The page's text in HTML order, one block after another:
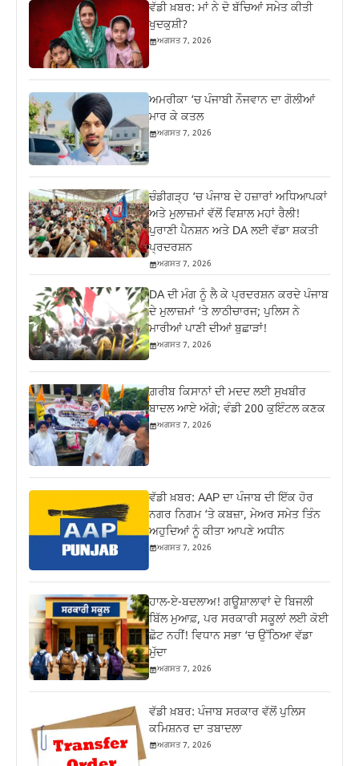
ਵੱਡੀ ਖ਼ਬਰ: ਮਾਂ ਨੇ ਦੋ ਬੱਚਿਆਂ ਸਮੇਤ ਕੀਤੀ
ਖੁਦਕੁਸ਼ੀ?
ਅਗਸਤ 7, 2026
ਅਮਰੀਕਾ ‘ਚ ਪੰਜਾਬੀ ਨੌਜਵਾਨ ਦਾ ਗੋਲੀਆਂ
ਮਾਰ ਕੇ ਕਤਲ
ਅਗਸਤ 7, 2026
ਚੰਡੀਗੜ੍ਹ ‘ਚ ਪੰਜਾਬ ਦੇ ਹਜ਼ਾਰਾਂ ਅਧਿਆਪਕਾਂ
ਅਤੇ ਮੁਲਾਜ਼ਮਾਂ ਵੱਲੋਂ ਵਿਸ਼ਾਲ ਮਹਾਂ ਰੈਲੀ!
ਪੁਰਾਣੀ ਪੈਨਸ਼ਨ ਅਤੇ DA ਲਈ ਵੱਡਾ ਸ਼ਕਤੀ
ਪ੍ਰਦਰਸ਼ਨ
ਅਗਸਤ 7, 2026
DA ਦੀ ਮੰਗ ਨੂੰ ਲੈ ਕੇ ਪ੍ਰਦਰਸ਼ਨ ਕਰਦੇ ਪੰਜਾਬ
ਦੇ ਮੁਲਾਜ਼ਮਾਂ ‘ਤੇ ਲਾਠੀਚਾਰਜ; ਪੁਲਿਸ ਨੇ
ਮਾਰੀਆਂ ਪਾਣੀ ਦੀਆਂ ਬੁਛਾੜਾਂ!
ਅਗਸਤ 7, 2026
ਗ਼ਰੀਬ ਕਿਸਾਨਾਂ ਦੀ ਮਦਦ ਲਈ ਸੁਖਬੀਰ
ਬਾਦਲ ਆਏ ਅੱਗੇ; ਵੰਡੀ 200 ਕੁਇੰਟਲ ਕਣਕ
ਅਗਸਤ 7, 2026
ਵੱਡੀ ਖ਼ਬਰ: AAP ਦਾ ਪੰਜਾਬ ਦੀ ਇੱਕ ਹੋਰ
ਨਗਰ ਨਿਗਮ ‘ਤੇ ਕਬਜ਼ਾ, ਮੇਅਰ ਸਮੇਤ ਤਿੰਨ
ਅਹੁਦਿਆਂ ਨੂੰ ਕੀਤਾ ਆਪਣੇ ਅਧੀਨ
ਅਗਸਤ 7, 2026
ਹਾਲ-ਏ-ਬਦਲਾਅ! ਗਊਸ਼ਾਲਾਵਾਂ ਦੇ ਬਿਜਲੀ
ਬਿੱਲ ਮੁਆਫ਼, ਪਰ ਸਰਕਾਰੀ ਸਕੂਲਾਂ ਲਈ ਕੋਈ
ਛੋਟ ਨਹੀਂ! ਵਿਧਾਨ ਸਭਾ ‘ਚ ਉੱਠਿਆ ਵੱਡਾ
ਮੁੱਦਾ
ਅਗਸਤ 7, 2026
ਵੱਡੀ ਖ਼ਬਰ: ਪੰਜਾਬ ਸਰਕਾਰ ਵੱਲੋਂ ਪੁਲਿਸ
ਕਮਿਸ਼ਨਰ ਦਾ ਤਬਾਦਲਾ
ਅਗਸਤ 7, 2026